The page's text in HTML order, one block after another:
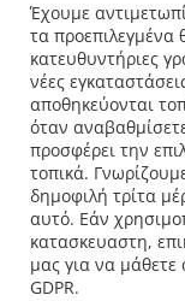
Έχουμε
τα προεπιλεγμένα
κατευθυντήριες
νέες
αποθηκεύονται
όταν
προσφέρει την
τοπικά.
δημοφιλή τρίτα
αυτό. Εάν
κατασκευαστη,
μας για να
GDPR.